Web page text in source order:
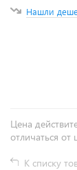
Нашли
Цена
отличаться от
К списку